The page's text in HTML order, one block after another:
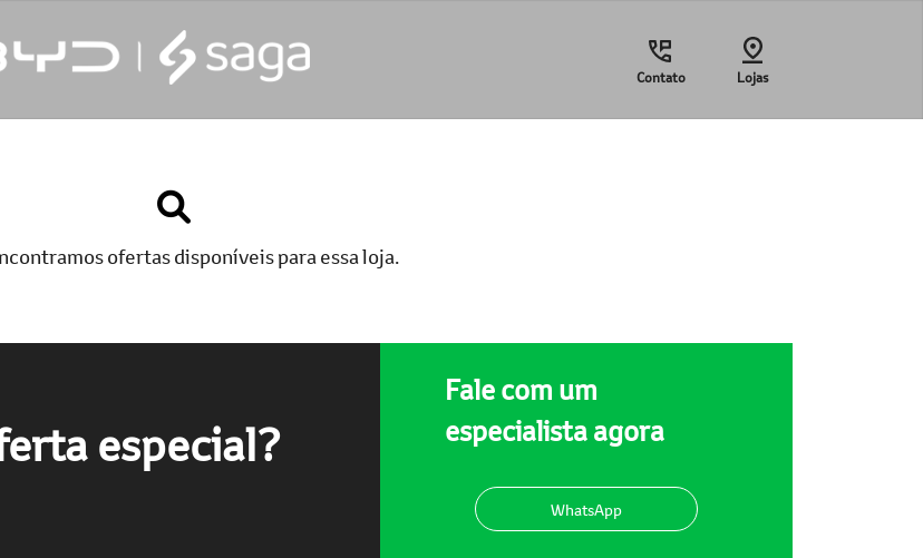
Contato Lojas
ofertas disponíveis para essa loja.
especial?
Fale com um
especialista agora
WhatsApp